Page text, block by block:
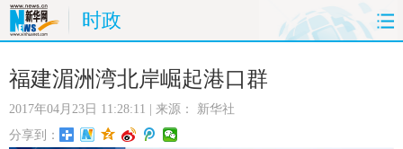
时政
首页 时政 国际
娱乐 体育
福建湄洲湾北岸崛起港口群
2017年04月23日 11:28:11 | 来源： 新华社
分享到：